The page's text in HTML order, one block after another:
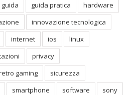
guida guida pratica
hardware
innovazione tecnologica
internet ios
linux
privacy
gaming
sicurezza
smartphone software
sony